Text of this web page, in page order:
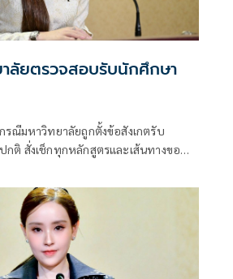
ลัยตรวจสอบรับนักศึกษา
รณีมหาวิทยาลัยถูกตั้งข้อสังเกตรับ
ติ สั่งเช็กทุกหลักสูตรและเส้นทางขอ
หมายทันที